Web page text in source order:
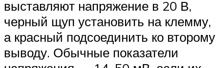
выставляют напряжение в 20 В,
черный щуп установить на клемму,
а красный подсоединить ко второму
выводу. Обычные показатели